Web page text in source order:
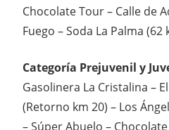
Chocolate Tour – Calle de
Fuego – Soda La Palma (62
Categoría Prejuvenil y
Gasolinera La Cristalina –
(Retorno km 20) – Los
– Súper Abuelo –